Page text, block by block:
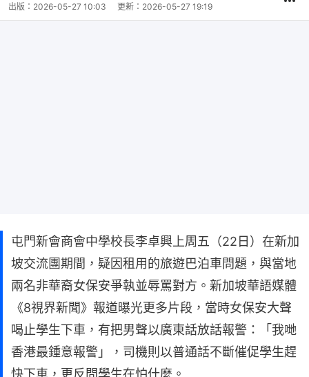
出版： 2026-05-27 10:03 更新： 2026-05-27 19:19
屯門新會商會中學校長李卓興上周五（22日）在新加
坡交流團期間，疑因租用的旅遊巴泊車問題，與當地
兩名非華裔女保安爭執並辱罵對方。新加坡華語媒體
《8視界新聞》報道曝光更多片段，當時女保安大聲
喝止學生下車，有把男聲以廣東話放話報警：「我哋
香港最鍾意報警」，司機則以普通話不斷催促學生趕
快下車，更反問學生在怕什麼。